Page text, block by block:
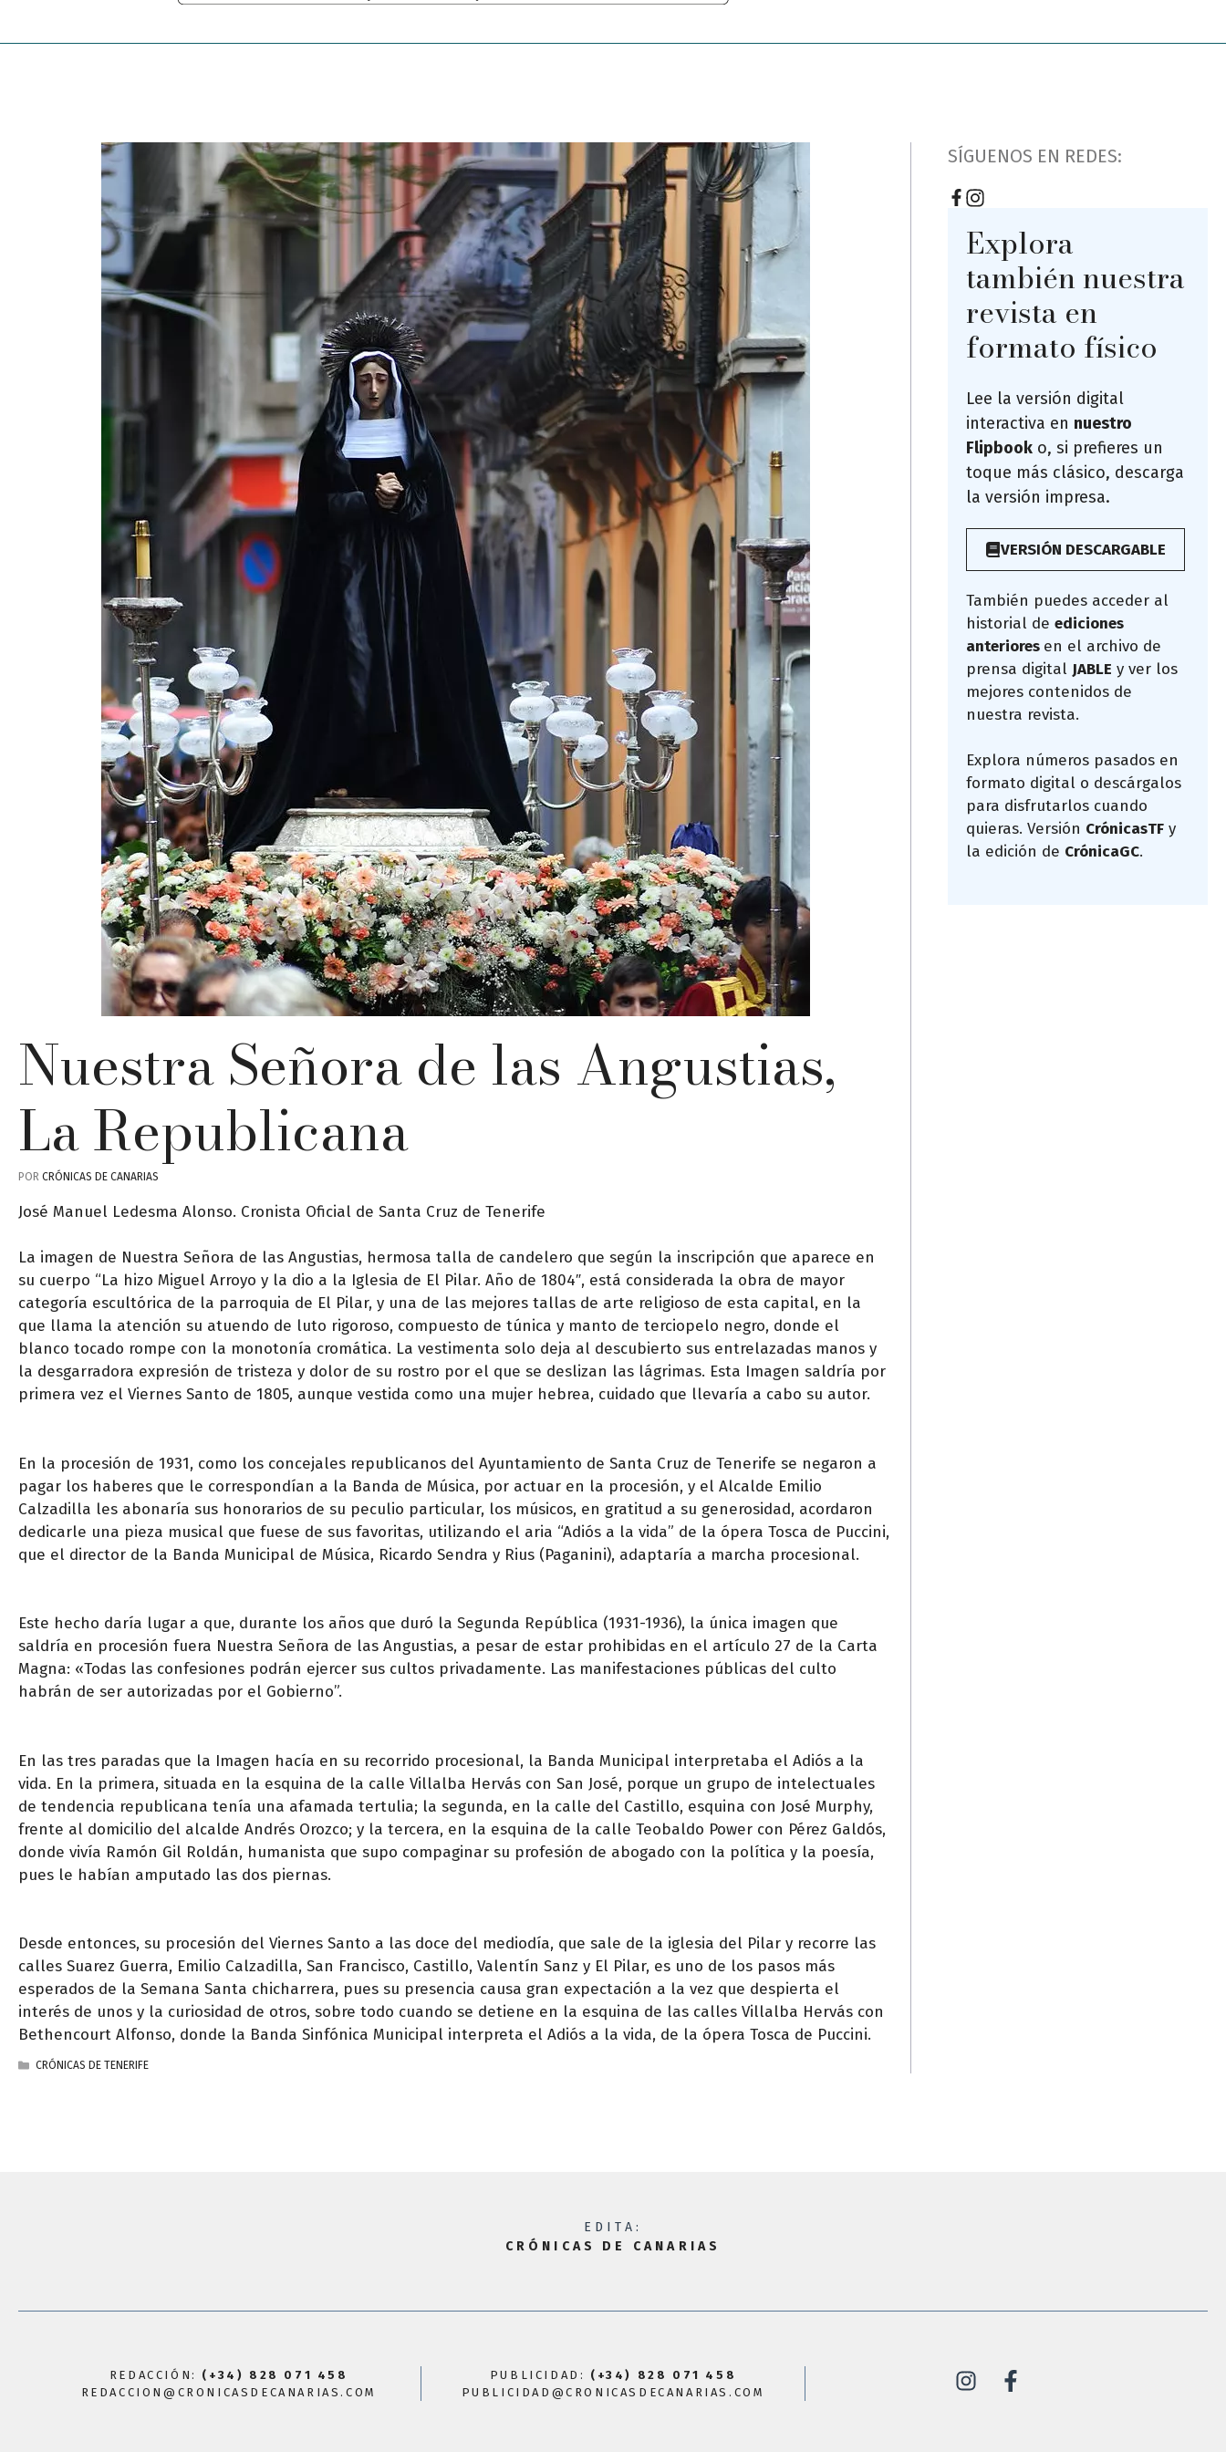
Nuestra Señora de las Angustias,
La Republicana
POR CRÓNICAS DE CANARIAS
José Manuel Ledesma Alonso. Cronista Oficial de Santa Cruz de Tenerife
La imagen de Nuestra Señora de las Angustias, hermosa talla de candelero que según la inscripción que aparece en
su cuerpo “La hizo Miguel Arroyo y la dio a la Iglesia de El Pilar. Año de 1804″, está considerada la obra de mayor
categoría escultórica de la parroquia de El Pilar, y una de las mejores tallas de arte religioso de esta capital, en la
que llama la atención su atuendo de luto rigoroso, compuesto de túnica y manto de terciopelo negro, donde el
blanco tocado rompe con la monotonía cromática. La vestimenta solo deja al descubierto sus entrelazadas manos y
la desgarradora expresión de tristeza y dolor de su rostro por el que se deslizan las lágrimas. Esta Imagen saldría por
primera vez el Viernes Santo de 1805, aunque vestida como una mujer hebrea, cuidado que llevaría a cabo su autor.
En la procesión de 1931, como los concejales republicanos del Ayuntamiento de Santa Cruz de Tenerife se negaron a
pagar los haberes que le correspondían a la Banda de Música, por actuar en la procesión, y el Alcalde Emilio
Calzadilla les abonaría sus honorarios de su peculio particular, los músicos, en gratitud a su generosidad, acordaron
dedicarle una pieza musical que fuese de sus favoritas, utilizando el aria “Adiós a la vida” de la ópera Tosca de Puccini,
que el director de la Banda Municipal de Música, Ricardo Sendra y Rius (Paganini), adaptaría a marcha procesional.
Este hecho daría lugar a que, durante los años que duró la Segunda República (1931-1936), la única imagen que
saldría en procesión fuera Nuestra Señora de las Angustias, a pesar de estar prohibidas en el artículo 27 de la Carta
Magna: «Todas las confesiones podrán ejercer sus cultos privadamente. Las manifestaciones públicas del culto
habrán de ser autorizadas por el Gobierno”.
En las tres paradas que la Imagen hacía en su recorrido procesional, la Banda Municipal interpretaba el Adiós a la
vida. En la primera, situada en la esquina de la calle Villalba Hervás con San José, porque un grupo de intelectuales
de tendencia republicana tenía una afamada tertulia; la segunda, en la calle del Castillo, esquina con José Murphy,
frente al domicilio del alcalde Andrés Orozco; y la tercera, en la esquina de la calle Teobaldo Power con Pérez Galdós,
donde vivía Ramón Gil Roldán, humanista que supo compaginar su profesión de abogado con la política y la poesía,
pues le habían amputado las dos piernas.
Desde entonces, su procesión del Viernes Santo a las doce del mediodía, que sale de la iglesia del Pilar y recorre las
calles Suarez Guerra, Emilio Calzadilla, San Francisco, Castillo, Valentín Sanz y El Pilar, es uno de los pasos más
esperados de la Semana Santa chicharrera, pues su presencia causa gran expectación a la vez que despierta el
interés de unos y la curiosidad de otros, sobre todo cuando se detiene en la esquina de las calles Villalba Hervás con
Bethencourt Alfonso, donde la Banda Sinfónica Municipal interpreta el Adiós a la vida, de la ópera Tosca de Puccini.
CATEGORÍAS
CRÓNICAS DE TENERIFE
SÍGUENOS EN REDES:
Explora
también nuestra
revista en
formato físico
Lee la versión digital
interactiva en nuestro
Flipbook o, si prefieres un
toque más clásico, descarga
la versión impresa.
VERSIÓN DESCARGABLE
También puedes acceder al
historial de ediciones
anteriores en el archivo de
prensa digital JABLE y ver los
mejores contenidos de
nuestra revista.
Explora números pasados en
formato digital o descárgalos
para disfrutarlos cuando
quieras. Versión CrónicasTF y
la edición de CrónicaGC.
EDITA:
CRÓNICAS DE CANARIAS
REDACCIÓN: (+34) 828 071 458
REDACCION@CRONICASDECANARIAS.COM
PUBLICIDAD: (+34) 828 071 458
PUBLICIDAD@CRONICASDECANARIAS.COM